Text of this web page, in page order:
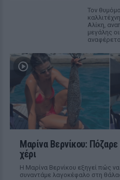
Τον
Αλίκη,
μεγάλης
Μαρίνα Βερνίκου:
χέρι
Η Μαρίνα Βερνίκου εξηγεί πώς
συναντάμε λαγοκέφαλο στη